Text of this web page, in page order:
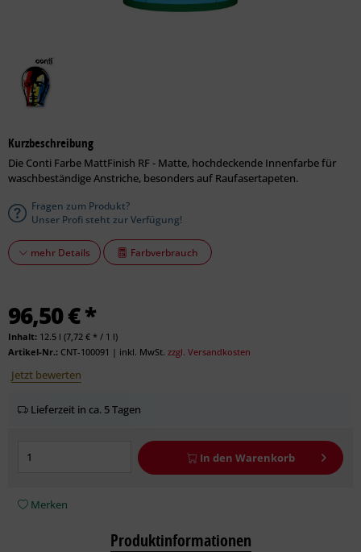
Kurzbeschreibung
Die Conti Farbe MattFinish RF - Matte, hochdeckende Innenfarbe für
waschbeständige Anstriche, besonders auf Raufasertapeten.
Fragen zum Produkt?
Unser Profi steht zur Verfügung!
mehr Details Farbverbrauch
96,50 € *
Inhalt: 12.5 l (7,72 € * / 1 l)
Artikel-Nr.: CNT-100091 | inkl. MwSt. zzgl. Versandkosten
Jetzt bewerten
Lieferzeit in ca. 5 Tagen
In den Warenkorb
Merken
Produktinformationen